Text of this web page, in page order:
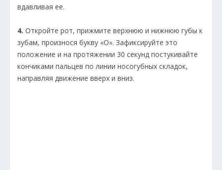
вдавливая ее.
4. Откройте рот, прижмите верхнюю и нижнюю губы к
зубам, произнося букву «О». Зафиксируйте это
положение и на протяжении 30 секунд постукивайте
кончиками пальцев по линии носогубных складок,
направляя движение вверх и вниз.